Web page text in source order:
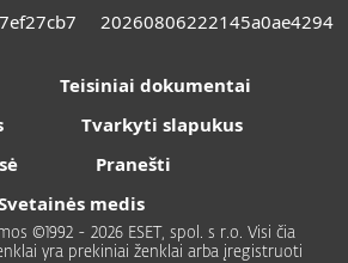
20260806222145a0ae4294
Teisiniai dokumentai
Tvarkyti slapukus
Pranešti
medis
©1992 - 2026 ESET, spol. s r.o. Visi čia
yra prekiniai ženklai arba įregistruoti